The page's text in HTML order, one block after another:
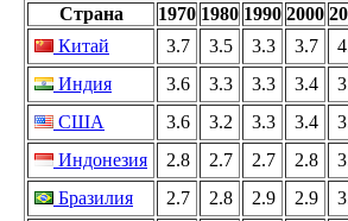
Страна
1970 1980 1990 2000
Китай
3.7 3.5 3.3 3.7
Индия
3.6 3.3 3.3 3.4
США
3.6 3.2 3.3 3.4
Индонезия
2.8 2.7 2.7 2.8
Бразилия
2.7 2.8 2.9 2.9